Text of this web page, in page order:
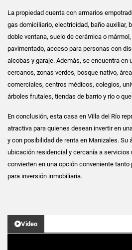
La propiedad cuenta con armarios
gas domiciliario, electricidad, baño auxiliar,
doble ventana, suelo de cerámica o
pavimentado, acceso para personas con
alcobas y garaje. Además, se encuentra en
cercanos, zonas verdes, bosque nativo,
comerciales, centros médicos, colegios,
árboles frutales, tiendas de barrio y río o
En conclusión, esta casa en Villa del Río
atractiva para quienes desean invertir en
y con posibilidad de renta en Manizales. Su
ubicación residencial y cercanía a servicios
convierten en una opción conveniente
para inversión inmobiliaria.
Video